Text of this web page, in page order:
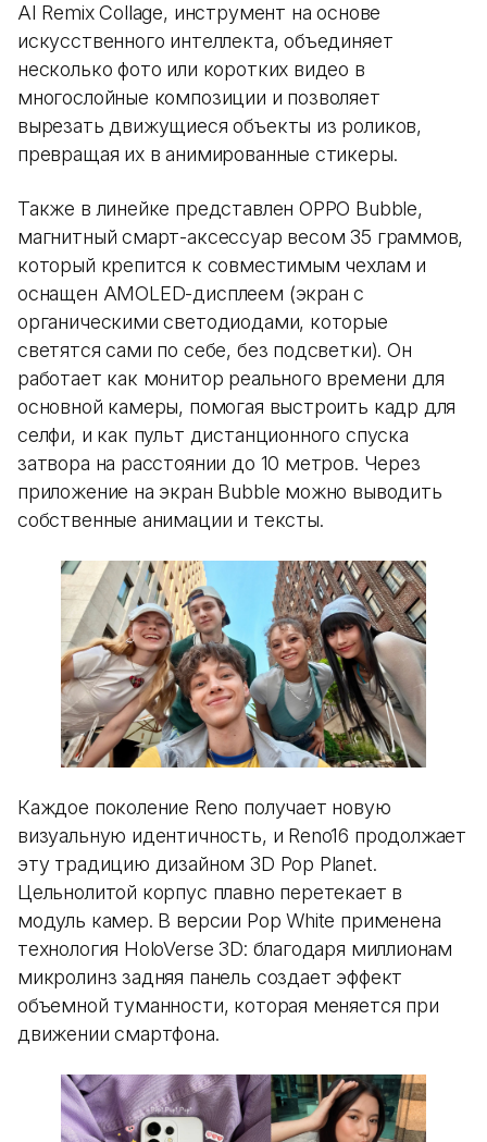
AI Remix Collage, инструмент на основе
искусственного интеллекта, объединяет
несколько фото или коротких видео в
многослойные композиции и позволяет
вырезать движущиеся объекты из роликов,
превращая их в анимированные стикеры.
Также в линейке представлен OPPO Bubble,
магнитный смарт-аксессуар весом 35 граммов,
который крепится к совместимым чехлам и
оснащен AMOLED-дисплеем (экран с
органическими светодиодами, которые
светятся сами по себе, без подсветки). Он
работает как монитор реального времени для
основной камеры, помогая выстроить кадр для
селфи, и как пульт дистанционного спуска
затвора на расстоянии до 10 метров. Через
приложение на экран Bubble можно выводить
собственные анимации и тексты.
Каждое поколение Reno получает новую
визуальную идентичность, и Reno16 продолжает
эту традицию дизайном 3D Pop Planet.
Цельнолитой корпус плавно перетекает в
модуль камер. В версии Pop White применена
технология HoloVerse 3D: благодаря миллионам
микролинз задняя панель создает эффект
объемной туманности, которая меняется при
движении смартфона.